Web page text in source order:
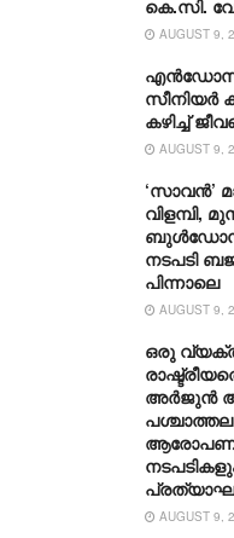
കെ.സി.
AUGUST 9,
സീനിയർ
കഴിച്ച്
AUGUST 9,
‘സാവന്‍’
വിളമ്പി,
ബുൾഡോസർ
നടപടി
പിന്നാലെ
AUGUST 9,
ഒരു
അർജുൻ
AUGUST 9,